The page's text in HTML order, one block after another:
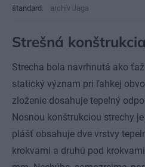
štandard.
archív Jaga
Strešná konštrukcia
Strecha bola navrhnutá ako
statický význam pri ľahkej
zloženie dosahuje tepelný
Nosnou konštrukciou strechy
plášť obsahuje dve vrstvy
krokvami a druhú pod